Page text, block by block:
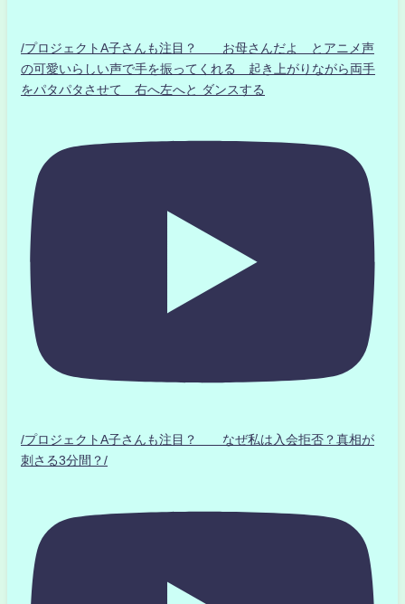
/プロジェクトA子さんも注目？ お母さんだよ とアニメ声
の可愛いらしい声で手を振ってくれる 起き上がりながら両手
をパタパタさせて 右へ左へと ダンスする
/プロジェクトA子さんも注目？ なぜ私は入会拒否？真相が
刺さる3分間？/